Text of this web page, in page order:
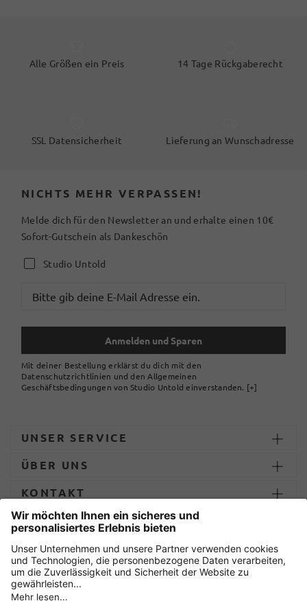
Alle Größen ein Preis 14 Tage Rückgaberecht
SSL Datensicherheit Lieferung an Wunschadresse
NICHTS MEHR VERPASSEN!
Melde dich für den Newsletter an und erhalte einen 10€
Sofort-Gutschein als Dankeschön
Studio Untold
Anmelden und Sparen
Mit deiner Bestellung erklärst du dich mit den
Datenschutzrichtlinien und den Allgemeinen
Geschäftsbedingungen von Studio Untold einverstanden. [+]
UNSER SERVICE
ÜBER UNS
KONTAKT
ZAHLUNG UND LIEFERUNG
Sicher einkaufen mit